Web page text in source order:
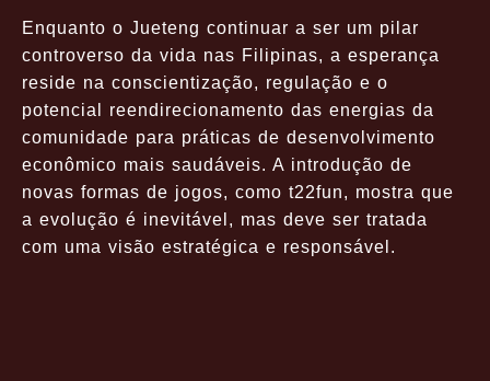
Enquanto o Jueteng continuar a ser um pilar
controverso da vida nas Filipinas, a esperança
reside na conscientização, regulação e o
potencial reendirecionamento das energias da
comunidade para práticas de desenvolvimento
econômico mais saudáveis. A introdução de
novas formas de jogos, como t22fun, mostra que
a evolução é inevitável, mas deve ser tratada
com uma visão estratégica e responsável.